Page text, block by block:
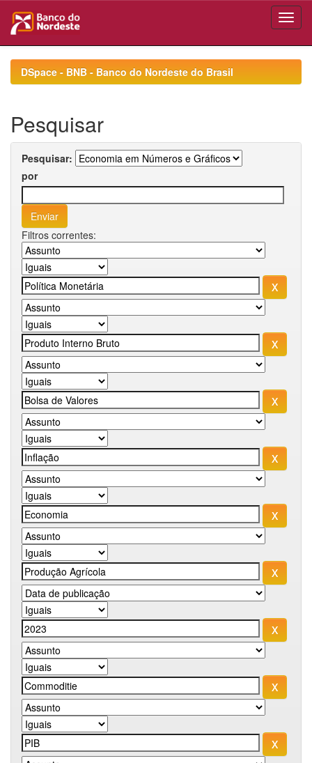
navigationDSpace - BNB - Banco do Nordeste do Brasil
Pesquisar
Pesquisar:
por
Filtros correntes: